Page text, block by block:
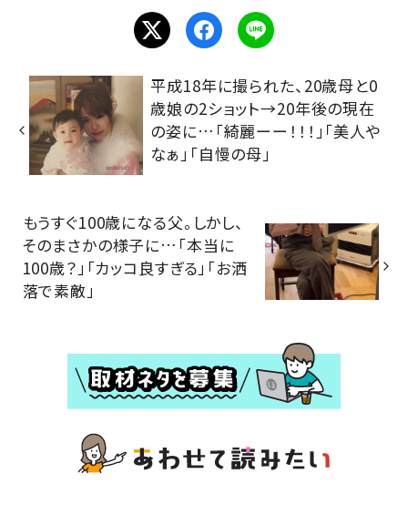
平成18年に撮られた、20歳母と0
歳娘の2ショット→20年後の現在
の姿に…「綺麗ーー！！！」「美人や
なぁ」「自慢の母」
もうすぐ100歳になる父。しかし、
そのまさかの様子に…「本当に
100歳？」「カッコ良すぎる」「お洒
落で素敵」